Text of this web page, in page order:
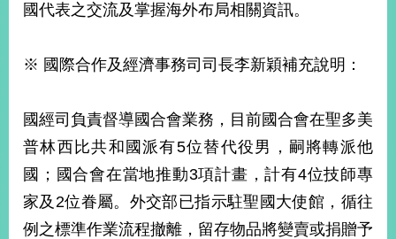
國代表之交流及掌握海外布局相關資訊。
※ 國際合作及經濟事務司司長李新穎補充說明：
國經司負責督導國合會業務，目前國合會在聖多美
普林西比共和國派有5位替代役男，嗣將轉派他
國；國合會在當地推動3項計畫，計有4位技師專
家及2位眷屬。外交部已指示駐聖國大使館，循往
例之標準作業流程撤離，留存物品將變賣或捐贈予